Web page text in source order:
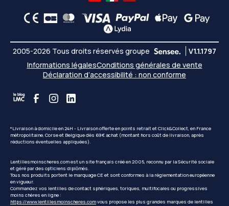
2005-2026 Tous droits réservés groupe
V1.1.1797
Informations légalesConditions générales de vente
Déclaration d’accessibilité : non conforme
*Livraison à domicile en 24H - Livraison offerte en points retrait et Click&Collect, en France
métropolitaine, Corse et Belgique dès 69€ achat (montant hors coût de livraison, après
réductions éventuelles appliquées).
Lentillesmoinscheres.com est un site français créé en 2005, reconnu par la Sécurité sociale
et géré par des opticiens diplômés.
Tous nos produits portent le marquage CE et sont conformes à la réglementation européenne
en vigueur.
Commandez vos lentilles de contact sphériques, toriques, multifocales ou progressives
moins chères en ligne :
https://www.lentillesmoinscheres.comvous propose les plus grandes marques de lentilles